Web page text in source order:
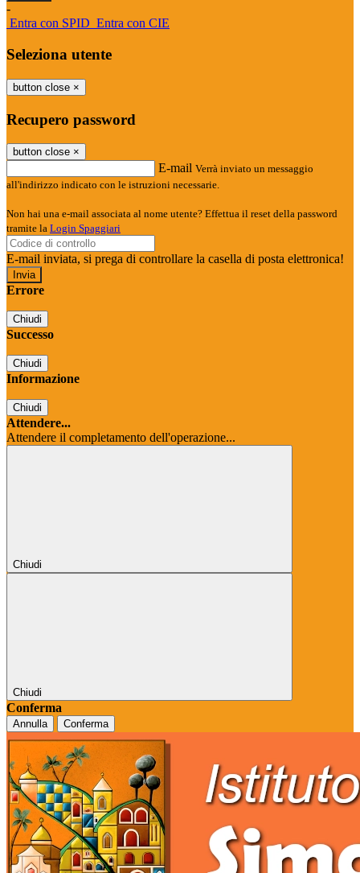
-
Entra con SPID Entra con CIE
Seleziona utente
button close ×
Recupero password
button close ×
E-mail Verrà inviato un messaggio
all'indirizzo indicato con le istruzioni necessarie.
Non hai una e-mail associata al nome utente? Effettua il reset della password
tramite la Login Spaggiari
E-mail inviata, si prega di controllare la casella di posta elettronica!
Errore
Chiudi
Successo
Chiudi
Informazione
Chiudi
Attendere...
Attendere il completamento dell'operazione...
Chiudi
Chiudi
Conferma
Annulla Conferma